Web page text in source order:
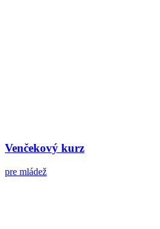
Venčekový kurz
pre mládež